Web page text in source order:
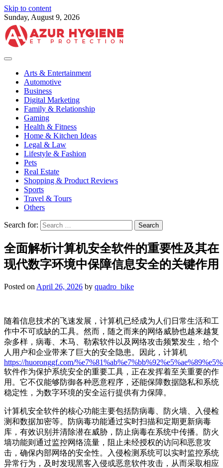
Skip to content
Sunday, August 9, 2026
Arts & Entertainment
Automotive
Business
Digital Marketing
Family & Relationship
Gaming
Health & Fitness
Home & Kitchen Ideas
Legal & Law
Lifestyle & Fashion
Pets
Real Estate
Shopping & Product Reviews
Sports
Travel & Tours
Others
Search for:
全面解析计算机安全软件的重要性及其在
现代数字环境中保障信息安全的关键作用
Posted on April 26, 2026 by quadro_bike
随着信息技术的飞速发展，计算机已经成为人们日常生活和工
作中不可或缺的工具。然而，随之而来的网络威胁也越来越复
杂多样，病毒、木马、勒索软件以及网络攻击频繁发生，给个
人用户和企业带来了巨大的安全隐患。因此，计算机
https://huoronggf.com/
软件作为保护系统安全的重要工具，正在发挥着至关重要的作
用。它不仅能够防御各种恶意程序，还能保障数据隐私和系统
稳定性，为数字环境的安全运行提供有力保障。
计算机安全软件的核心功能主要包括防病毒、防火墙、入侵检
测和数据加密等。防病毒功能通过实时扫描和定期更新病毒
库，有效识别并清除潜在威胁，防止病毒在系统中传播。防火
墙功能则通过监控网络流量，阻止未经授权的访问和恶意攻
击，确保内部网络的安全性。入侵检测系统可以实时监控系统
异常行为，及时发现黑客入侵或恶意软件攻击，从而采取相应